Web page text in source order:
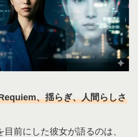
、揺らぎ、人間らしさ
前にした彼女が語るのは、